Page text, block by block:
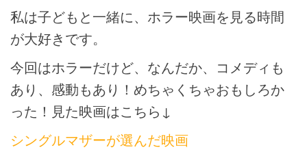
私は子どもと一緒に、ホラー映画を見る時間
が大好きです。
今回はホラーだけど、なんだか、コメディも
あり、感動もあり！めちゃくちゃおもしろか
った！見た映画はこちら↓
シングルマザーが選んだ映画